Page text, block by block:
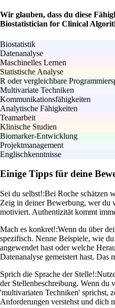
Wir glauben, dass du diese
Biostatistician for Clinical
Biostatistik
Datenanalyse
Maschinelles Lernen
Statistische Analyse
R oder vergleichbare
Multivariate Techniken
Kommunikationsfähigkeiten
Analytische Fähigkeiten
Teamarbeit
Klinische Studien
Biomarker-Entwicklung
Projektmanagement
Englischkenntnisse
Einige Tipps für deine
Sei du selbst!:Bei Roche schätzen
Zeig in deiner Bewerbung, wer du
motiviert. Authentizität kommt
Mach es konkret!:Wenn du über
spezifisch. Nenne Beispiele, wie
angewendet hast oder welche
Datenanalyse gemeistert hast. Das
Sprich die Sprache der Stelle!:
der Stellenbeschreibung. Wenn
'multivariaten Techniken' sprichst,
Anforderungen verstehst und dich